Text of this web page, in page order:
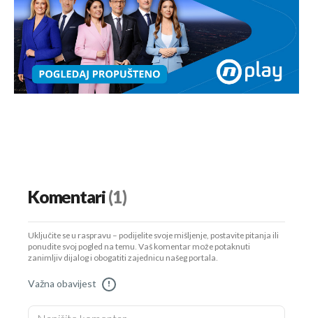
Komentari(1)
Uključite se u raspravu – podijelite svoje mišljenje, postavite pitanja ili
ponudite svoj pogled na temu. Vaš komentar može potaknuti
zanimljiv dijalog i obogatiti zajednicu našeg portala.
Važna obavijest !